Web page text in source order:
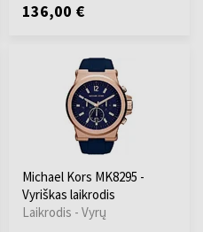
136,00 €
Michael Kors MK8295 -
Vyriškas laikrodis
Laikrodis - Vyrų